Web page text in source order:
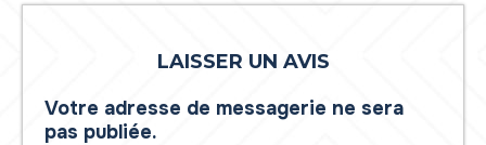
LAISSER UN AVIS
Votre adresse de messagerie ne sera
pas publiée.